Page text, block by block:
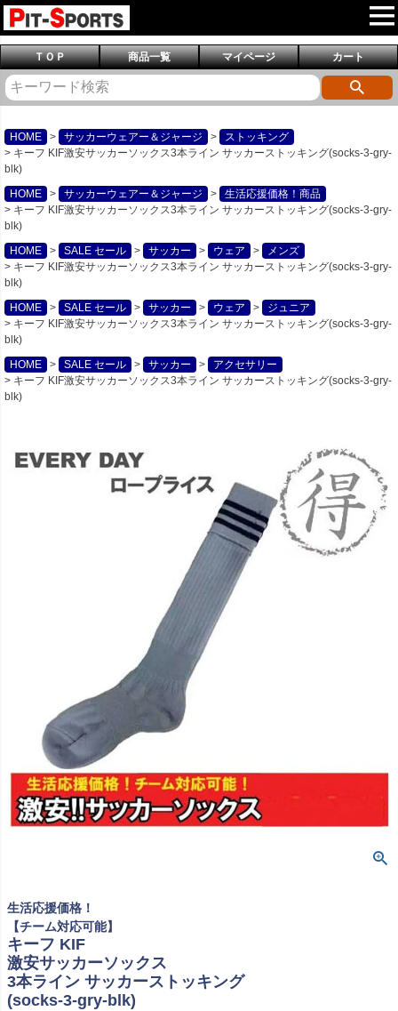
ＴＯＰ 商品一覧 マイページ カート
HOME サッカーウェアー＆ジャージ
ストッキング
キーフ KIF激安サッカーソックス3本ライン サッカーストッキング(socks-3-gry-
blk)
HOME
サッカーウェアー＆ジャージ
生活応援価格！商品
キーフ KIF激安サッカーソックス3本ライン サッカーストッキング(socks-3-gry-
blk)
HOME
SALE セール サッカー ウェア
メンズ
キーフ KIF激安サッカーソックス3本ライン サッカーストッキング(socks-3-gry-
blk)
HOME
SALE セール サッカー ウェア
ジュニア
キーフ KIF激安サッカーソックス3本ライン サッカーストッキング(socks-3-gry-
blk)
HOME
SALE セール サッカー
アクセサリー
キーフ KIF激安サッカーソックス3本ライン サッカーストッキング(socks-3-gry-
blk)
生活応援価格！
【チーム対応可能】
キーフ KIF
激安サッカーソックス
3本ライン サッカーストッキング
(socks-3-gry-blk)